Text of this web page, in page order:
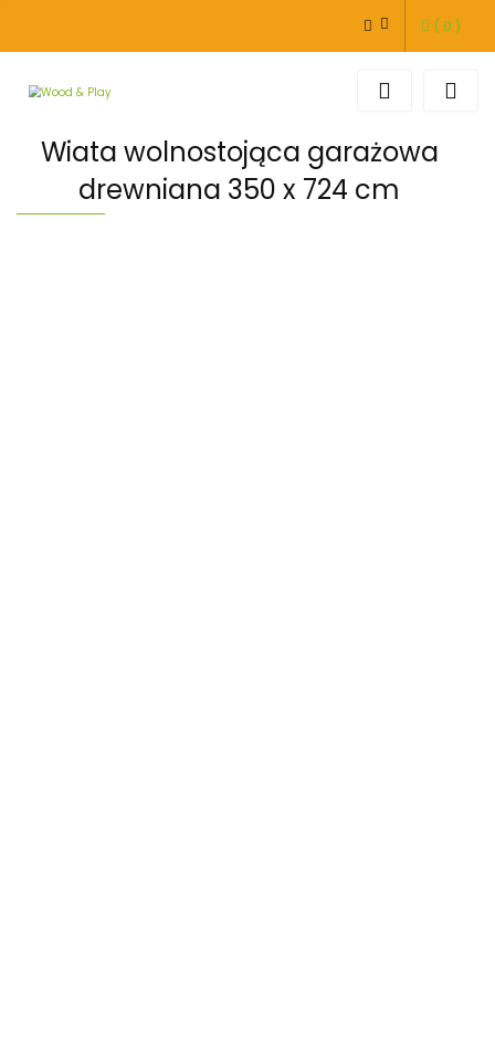
ZALOGUJ SIĘ
DODAJ ZGŁOSZENIE
( 0 )
Wiata wolnostojąca garażowa
drewniana 350 x 724 cm